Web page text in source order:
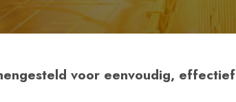
voor eenvoudig, effectief